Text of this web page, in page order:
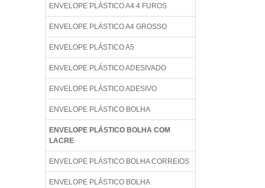
ENVELOPE PLÁSTICO A4 4 FUROS
ENVELOPE PLÁSTICO A4 GROSSO
ENVELOPE PLÁSTICO A5
ENVELOPE PLÁSTICO ADESIVADO
ENVELOPE PLÁSTICO ADESIVO
ENVELOPE PLÁSTICO BOLHA
ENVELOPE PLÁSTICO BOLHA COM
LACRE
ENVELOPE PLÁSTICO BOLHA CORREIOS
ENVELOPE PLÁSTICO BOLHA